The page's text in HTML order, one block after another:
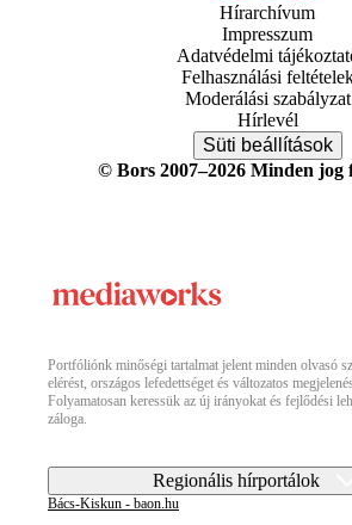
Hírarchívum
Impresszum
Adatvédelmi
Felhasználási
Moderálási szabályzat
Hírlevél
Süti beállítások
© Bors 2007–2026 Minden jog
Portfóliónk minőségi tartalmat jelent minden olvasó
elérést, országos lefedettséget és változatos
Folyamatosan keressük az új irányokat és fejlődési
záloga.
Regionális hírportálok
Bács-Kiskun - baon.hu